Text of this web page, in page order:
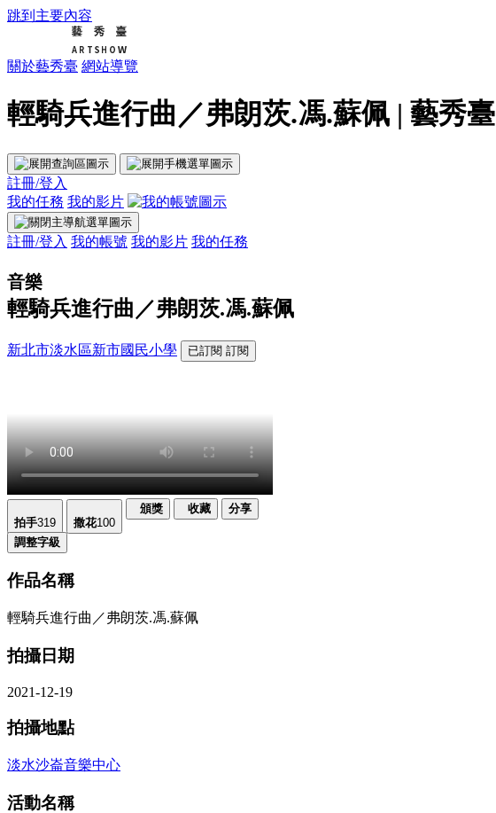
跳到主要內容
關於藝秀臺 網站導覽
輕騎兵進行曲／弗朗茨.馮.蘇佩 | 藝秀臺
註冊/登入
我的任務 我的影片
註冊/登入 我的帳號 我的影片 我的任務
音樂
輕騎兵進行曲／弗朗茨.馮.蘇佩
新北市淡水區新市國民小學 已訂閱 訂閱
拍手319 撒花100
頒獎 收藏 分享
調整字級
作品名稱
輕騎兵進行曲／弗朗茨.馮.蘇佩
拍攝日期
2021-12-19
拍攝地點
淡水沙崙音樂中心
活動名稱